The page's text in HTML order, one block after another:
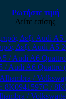
Ρωτήστε τιμή
Δείτε επίσης
Δεξί Audi A5
/ Audi A6
/